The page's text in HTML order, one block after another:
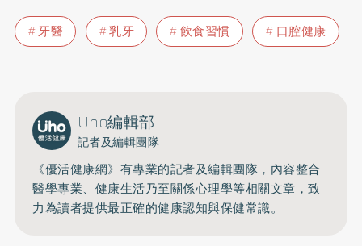
牙醫 乳牙 飲食習慣 口腔健康
Uho編輯部
記者及編輯團隊
《優活健康網》有專業的記者及編輯團隊，內容整合
醫學專業、健康生活乃至關係心理學等相關文章，致
力為讀者提供最正確的健康認知與保健常識。